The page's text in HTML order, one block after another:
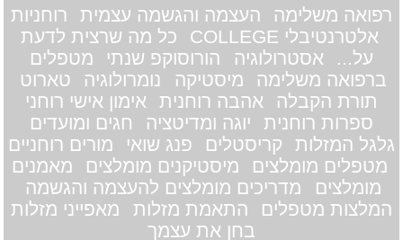
רפואה משלימה העצמה והגשמה עצמית
רוחניות
אלטרנטיבלי COLLEGE
כל מה שרצית לדעת
על...
אסטרולוגיה הורוסוקפ שנתי
מטפלים
ברפואה משלימה
מיסטיקה נומרולוגיה
טארוט
תורת הקבלה
אהבה רוחנית
אימון אישי רוחני
ספרות רוחנית
יוגה ומדיטציה
חגים ומועדים
גלגל המזלות
קריסטלים פנג שואי
מורים רוחניים
מטפלים מומלצים
מיסטיקנים מומלצים
מאמנים
מומלצים
מדריכים מומלצים להעצמה והגשמה
המלצות מטפלים
התאמת מזלות
מאפייני מזלות
בחן את עצמך